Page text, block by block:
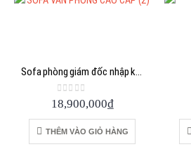
Sofa phòng giám đốc nhập khẩu
0out of 5
18,900,000₫
THÊM VÀO GIỎ HÀNG